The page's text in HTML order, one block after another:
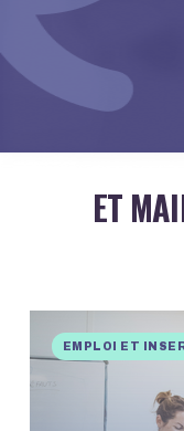
ET
EMPLOI ET